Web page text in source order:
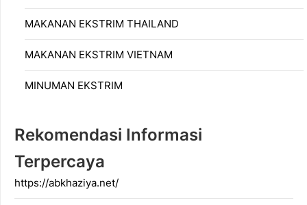
MAKANAN EKSTRIM THAILAND
MAKANAN EKSTRIM VIETNAM
MINUMAN EKSTRIM
Rekomendasi Informasi
Terpercaya
https://abkhaziya.net/